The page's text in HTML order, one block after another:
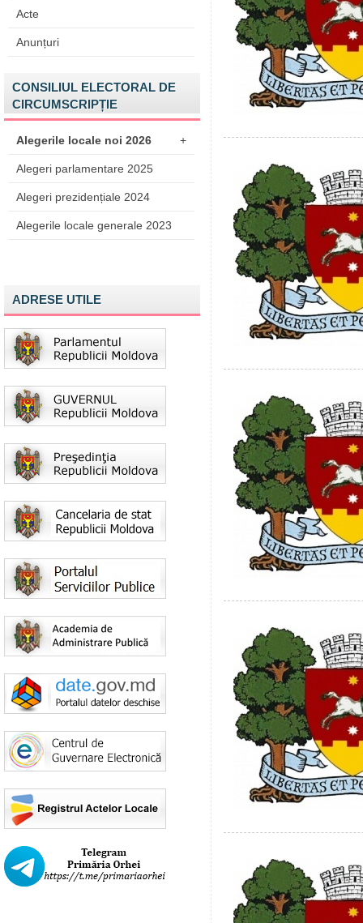
Acte
Anunțuri
CONSILIUL ELECTORAL DE
CIRCUMSCRIPȚIE
Alegerile locale noi 2026 +
Alegeri parlamentare 2025
Alegeri prezidențiale 2024
Alegerile locale generale 2023
ADRESE UTILE